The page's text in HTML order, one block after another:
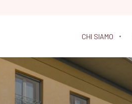
CHI SIAMO